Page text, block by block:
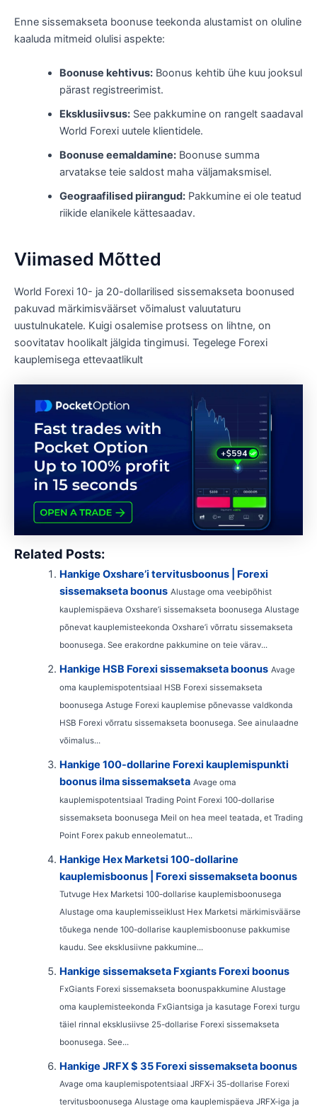
Enne sissemakseta boonuse teekonda alustamist on oluline
kaaluda mitmeid olulisi aspekte:
Boonuse kehtivus:Boonus kehtib ühe kuu jooksul
pärast registreerimist.
Eksklusiivsus:See pakkumine on rangelt saadaval
World Forexi uutele klientidele.
Boonuse eemaldamine:Boonuse summa
arvatakse teie saldost maha väljamaksmisel.
Geograafilised piirangud:Pakkumine ei ole teatud
riikide elanikele kättesaadav.
Viimased Mõtted
World Forexi 10- ja 20-dollarilised sissemakseta boonused
pakuvad märkimisväärset võimalust valuutaturu
uustulnukatele. Kuigi osalemise protsess on lihtne, on
soovitatav hoolikalt jälgida tingimusi. Tegelege Forexi
kauplemisega ettevaatlikult
Related Posts:
Hankige Oxshare’i tervitusboonus | Forexi
sissemakseta boonus Alustage oma veebipõhist
kauplemispäeva Oxshare’i sissemakseta boonusega Alustage
põnevat kauplemisteekonda Oxshare’i võrratu sissemakseta
boonusega. See erakordne pakkumine on teie värav...
Hankige HSB Forexi sissemakseta boonus Avage
oma kauplemispotentsiaal HSB Forexi sissemakseta
boonusega Astuge Forexi kauplemise põnevasse valdkonda
HSB Forexi võrratu sissemakseta boonusega. See ainulaadne
võimalus...
Hankige 100-dollarine Forexi kauplemispunkti
boonus ilma sissemakseta Avage oma
kauplemispotentsiaal Trading Point Forexi 100-dollarise
sissemakseta boonusega Meil on hea meel teatada, et Trading
Point Forex pakub enneolematut...
Hankige Hex Marketsi 100-dollarine
kauplemisboonus | Forexi sissemakseta boonus
Tutvuge Hex Marketsi 100-dollarise kauplemisboonusega
Alustage oma kauplemisseiklust Hex Marketsi märkimisväärse
tõukega nende 100-dollarise kauplemisboonuse pakkumise
kaudu. See eksklusiivne pakkumine...
Hankige sissemakseta Fxgiants Forexi boonus
FxGiants Forexi sissemakseta boonuspakkumine Alustage
oma kauplemisteekonda FxGiantsiga ja kasutage Forexi turgu
täiel rinnal eksklusiivse 25-dollarise Forexi sissemakseta
boonusega. See...
Hankige JRFX $ 35 Forexi sissemakseta boonus
Avage oma kauplemispotentsiaal JRFX-i 35-dollarise Forexi
tervitusboonusega Alustage oma kauplemispäeva JRFX-iga ja